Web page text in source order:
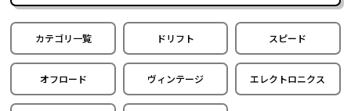
カテゴリ一覧 ドリフト スピード
オフロード ヴィンテージ エレクトロニクス